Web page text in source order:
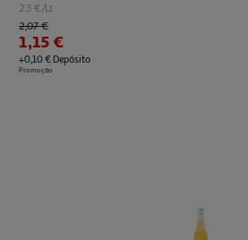
2.3 €/Lt
Price reduced from
2,07 €to
1,15 €
+0,10 € Depósito
Promoção